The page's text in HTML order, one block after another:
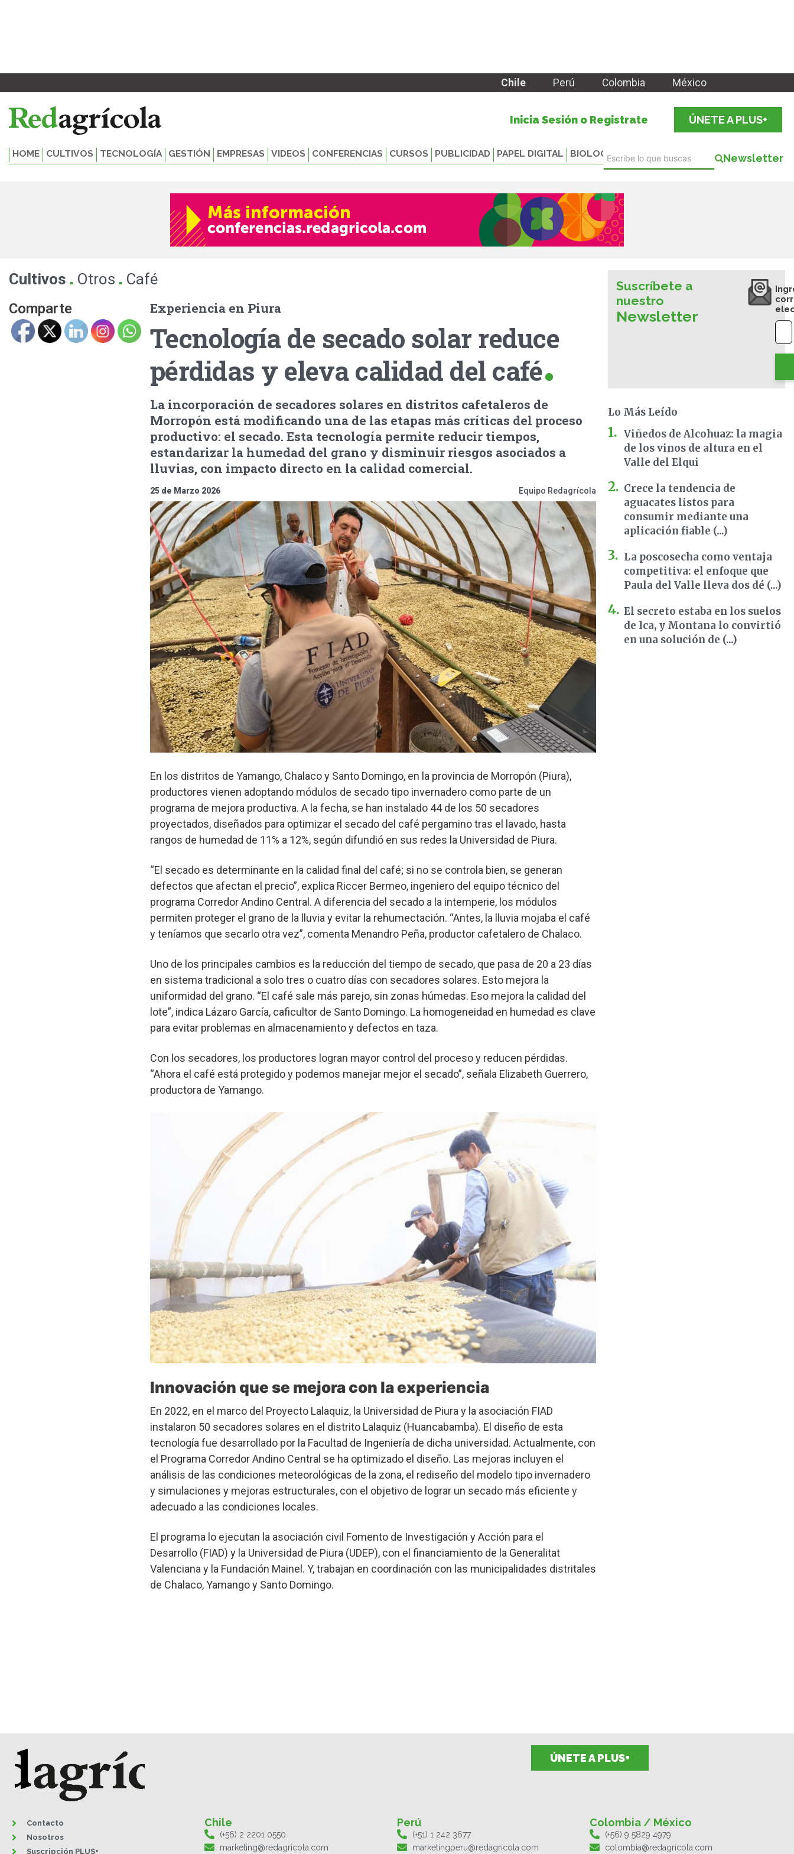
Chile Perú Colombia México
Inicia Sesión o Registrate ÚNETE A PLUS+
HOME CULTIVOS TECNOLOGÍA GESTIÓN EMPRESAS VIDEOS CONFERENCIAS CURSOS PUBLICIDAD PAPEL DIGITAL BIOLOGICALS Newsletter
Cultivos . Otros . Café
Comparte Experiencia en Piura
Tecnología de secado solar reduce
pérdidas y eleva calidad del café
La incorporación de secadores solares en distritos cafetaleros de
Morropón está modificando una de las etapas más críticas del proceso
productivo: el secado. Esta tecnología permite reducir tiempos,
estandarizar la humedad del grano y disminuir riesgos asociados a
lluvias, con impacto directo en la calidad comercial.
25 de Marzo 2026 Equipo Redagrícola
En los distritos de Yamango, Chalaco y Santo Domingo, en la provincia de Morropón (Piura),
productores vienen adoptando módulos de secado tipo invernadero como parte de un
programa de mejora productiva. A la fecha, se han instalado 44 de los 50 secadores
proyectados, diseñados para optimizar el secado del café pergamino tras el lavado, hasta
rangos de humedad de 11% a 12%, según difundió en sus redes la Universidad de Piura.
“El secado es determinante en la calidad final del café; si no se controla bien, se generan
defectos que afectan el precio”, explica Riccer Bermeo, ingeniero del equipo técnico del
programa Corredor Andino Central. A diferencia del secado a la intemperie, los módulos
permiten proteger el grano de la lluvia y evitar la rehumectación. “Antes, la lluvia mojaba el café
y teníamos que secarlo otra vez”, comenta Menandro Peña, productor cafetalero de Chalaco.
Uno de los principales cambios es la reducción del tiempo de secado, que pasa de 20 a 23 días
en sistema tradicional a solo tres o cuatro días con secadores solares. Esto mejora la
uniformidad del grano. “El café sale más parejo, sin zonas húmedas. Eso mejora la calidad del
lote”, indica Lázaro García, caficultor de Santo Domingo. La homogeneidad en humedad es clave
para evitar problemas en almacenamiento y defectos en taza.
Con los secadores, los productores logran mayor control del proceso y reducen pérdidas.
“Ahora el café está protegido y podemos manejar mejor el secado”, señala Elizabeth Guerrero,
productora de Yamango.
Innovación que se mejora con la experiencia
En 2022, en el marco del Proyecto Lalaquiz, la Universidad de Piura y la asociación FIAD
instalaron 50 secadores solares en el distrito Lalaquiz (Huancabamba). El diseño de esta
tecnología fue desarrollado por la Facultad de Ingeniería de dicha universidad. Actualmente, con
el Programa Corredor Andino Central se ha optimizado el diseño. Las mejoras incluyen el
análisis de las condiciones meteorológicas de la zona, el rediseño del modelo tipo invernadero
y simulaciones y mejoras estructurales, con el objetivo de lograr un secado más eficiente y
adecuado a las condiciones locales.
El programa lo ejecutan la asociación civil Fomento de Investigación y Acción para el
Desarrollo (FIAD) y la Universidad de Piura (UDEP), con el financiamiento de la Generalitat
Valenciana y la Fundación Mainel. Y, trabajan en coordinación con las municipalidades distritales
de Chalaco, Yamango y Santo Domingo.
Suscríbete a
nuestro
Newsletter
Lo Más Leído
Viñedos de Alcohuaz: la magia
de los vinos de altura en el
Valle del Elqui
Crece la tendencia de
aguacates listos para
consumir mediante una
aplicación fiable (...)
La poscosecha como ventaja
competitiva: el enfoque que
Paula del Valle lleva dos dé (...)
El secreto estaba en los suelos
de Ica, y Montana lo convirtió
en una solución de (...)
ÚNETE A PLUS+
Contacto
Nosotros
Suscripción PLUS+
Chile
(+56) 2 2201 0550
marketing@redagricola.com
Perú
(+51) 1 242 3677
marketingperu@redagricola.com
Colombia / México
(+56) 9 5829 4979
colombia@redagricola.com